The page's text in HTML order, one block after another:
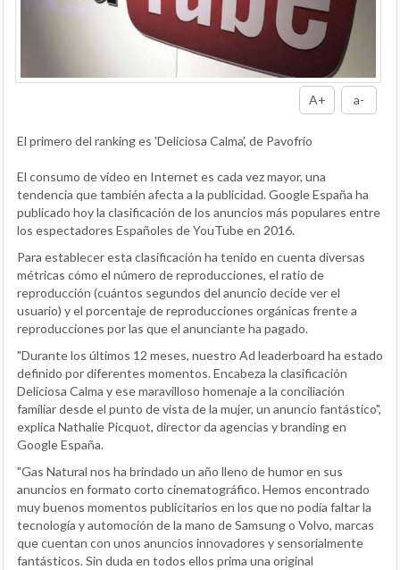
A+ a-
El primero del ranking es 'Deliciosa Calma', de Pavofrío
El consumo de vídeo en Internet es cada vez mayor, una
tendencia que también afecta a la publicidad. Google España ha
publicado hoy la clasificación de los anuncios más populares entre
los espectadores Españoles de YouTube en 2016.
Para establecer esta clasificación ha tenido en cuenta diversas
métricas cómo el número de reproducciones, el ratio de
reproducción (cuántos segundos del anuncio decide ver el
usuario) y el porcentaje de reproducciones orgánicas frente a
reproducciones por las que el anunciante ha pagado.
"Durante los últimos 12 meses, nuestro Ad leaderboard ha estado
definido por diferentes momentos. Encabeza la clasificación
Deliciosa Calma y ese maravilloso homenaje a la conciliación
familiar desde el punto de vista de la mujer, un anuncio fantástico",
explica Nathalie Picquot, director da agencias y branding en
Google España.
"Gas Natural nos ha brindado un año lleno de humor en sus
anuncios en formato corto cinematográfico. Hemos encontrado
muy buenos momentos publicitarios en los que no podía faltar la
tecnología y automoción de la mano de Samsung o Volvo, marcas
que cuentan con unos anuncios innovadores y sensorialmente
fantásticos. Sin duda en todos ellos prima una original